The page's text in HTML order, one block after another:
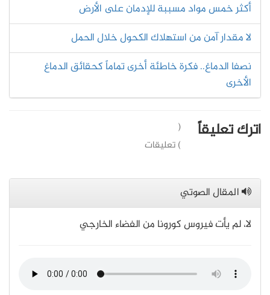
أكثر خمس مواد مسببة للإدمان على الأرض
لا مقدار آمن من استهلاك الكحول خلال الحمل
نصفا الدماغ.. فكرة خاطئة أخرى تماماً كحقائق الدماغ
الأخرى
اترك تعليقاً
(
) تعليقات
المقال الصوتي
لا، لم يأت فيروس كورونا من الفضاء الخارجي